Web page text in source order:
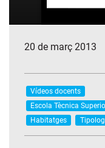
20 de març 2013
Vídeos docents
Escola Tècnica
Habitatges